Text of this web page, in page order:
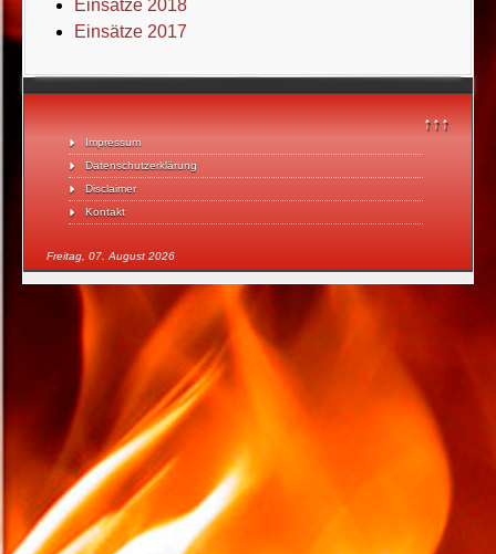
↑↑↑
Impressum
Datenschutzerklärung
Disclaimer
Kontakt
Freitag, 07. August 2026
Einsätze 2018
Einsätze 2017